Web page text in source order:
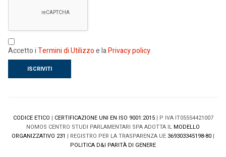
Accetto iTermini di Utilizzoe laPrivacy policy
CODICE ETICO | CERTIFICAZIONE UNI EN ISO 9001:2015| P IVA IT05554421007
NOMOS CENTRO STUDI PARLAMENTARI SPA ADOTTA IL MODELLO
ORGANIZZATIVO 231 | REGISTRO PER LA TRASPARENZA UE 369303345198-80 |
POLITICA D&I PARITÀ DI GENERE